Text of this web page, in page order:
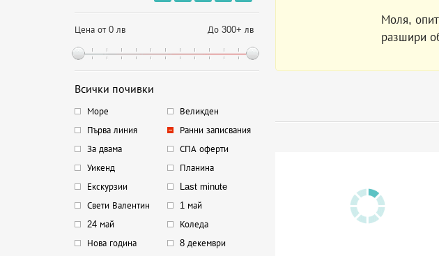
Цена от 0 лв До 300+ лв
Всички почивки
Море
Великден
Първа линия
Ранни записвания
За двама
СПА оферти
Уикенд
Планина
Екскурзии
Last minute
Свети Валентин
1 май
24 май
Коледа
Нова година
8 декември
Моля,
разшири